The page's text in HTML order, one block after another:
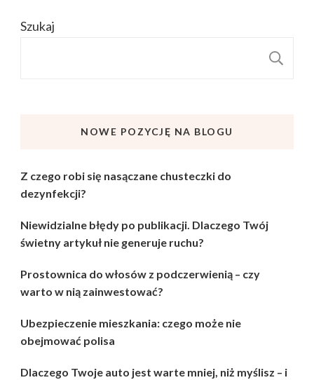
Szukaj
NOWE POZYCJĘ NA BLOGU
Z czego robi się nasączane chusteczki do
dezynfekcji?
Niewidzialne błędy po publikacji. Dlaczego Twój
świetny artykuł nie generuje ruchu?
Prostownica do włosów z podczerwienią – czy
warto w nią zainwestować?
Ubezpieczenie mieszkania: czego może nie
obejmować polisa
Dlaczego Twoje auto jest warte mniej, niż myślisz – i